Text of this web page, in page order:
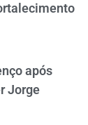
após
Jorge